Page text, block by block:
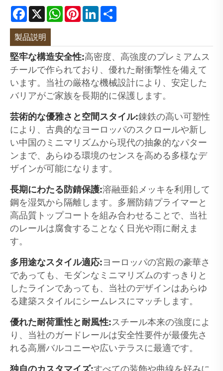
Facebook
X WhatsApp
PinterestLinkedIn
製品説明
堅牢な構造安全性:高密度、高強度のプレミアムス
チールで作られており、優れた耐衝撃性を備えて
います。当社の厳格な機械設計により、安定した
バリアがご家族を長期的に保護します。
芸術的な優雅さと空間スタイル:錬鉄の高い可塑性
により、古典的なヨーロッパのスクロールや新し
い中国のミニマリズムから現代の抽象的なパター
ンまで、あらゆる環境のセンスを高める多様なデ
ザインが可能になります。
長期にわたる防錆保護:溶融亜鉛メッキを利用して
鋼を湿気から隔離します。多層防錆プライマーと
高品質トップコートを組み合わせることで、当社
のレールは腐食することなく日光や雨に耐えま
す。
多用途なスタイル適応:ヨーロッパの宮殿の豪華さ
であっても、モダンなミニマリズムのすっきりと
したラインであっても、当社のデザインはあらゆ
る建築スタイルにシームレスにマッチします。
優れた耐荷重性と耐風性:スチール本来の強度によ
り、当社のガードレールは安全性要件が最優先さ
れる高層バルコニーや広いテラスに最適です。